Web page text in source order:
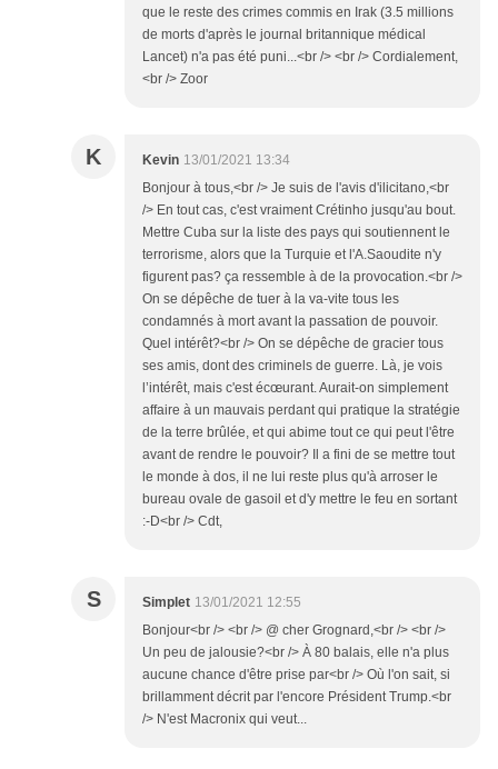
que le reste des crimes commis en Irak (3.5 millions
de morts d'après le journal britannique médical
Lancet) n'a pas été puni...<br /> <br /> Cordialement,
<br /> Zoor
K Kevin 13/01/2021 13:34
Bonjour à tous,<br /> Je suis de l'avis d'ilicitano,<br
/> En tout cas, c'est vraiment Crétinho jusqu'au bout.
Mettre Cuba sur la liste des pays qui soutiennent le
terrorisme, alors que la Turquie et l'A.Saoudite n'y
figurent pas? ça ressemble à de la provocation.<br />
On se dépêche de tuer à la va-vite tous les
condamnés à mort avant la passation de pouvoir.
Quel intérêt?<br /> On se dépêche de gracier tous
ses amis, dont des criminels de guerre. Là, je vois
l’intérêt, mais c'est écœurant. Aurait-on simplement
affaire à un mauvais perdant qui pratique la stratégie
de la terre brûlée, et qui abime tout ce qui peut l'être
avant de rendre le pouvoir? Il a fini de se mettre tout
le monde à dos, il ne lui reste plus qu'à arroser le
bureau ovale de gasoil et d'y mettre le feu en sortant
:-D<br /> Cdt,
S Simplet 13/01/2021 12:55
Bonjour<br /> <br /> @ cher Grognard,<br /> <br />
Un peu de jalousie?<br /> À 80 balais, elle n'a plus
aucune chance d'être prise par<br /> Où l'on sait, si
brillamment décrit par l'encore Président Trump.<br
/> N'est Macronix qui veut...